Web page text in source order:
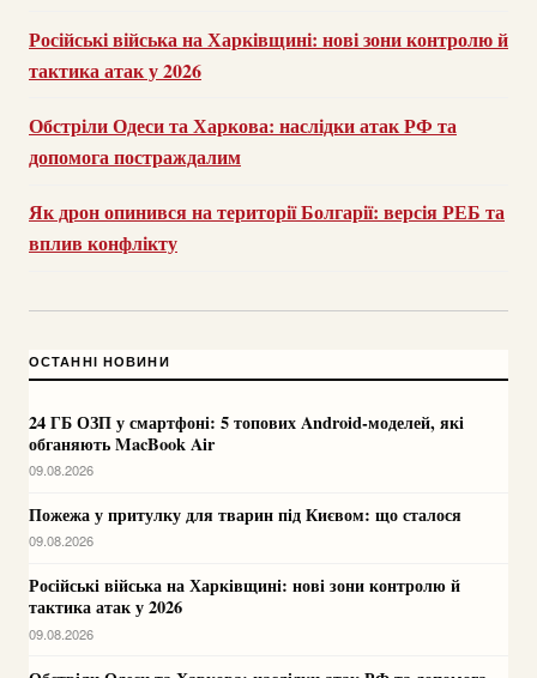
Російські війська на Харківщині: нові зони контролю й
тактика атак у 2026
Обстріли Одеси та Харкова: наслідки атак РФ та
допомога постраждалим
Як дрон опинився на території Болгарії: версія РЕБ та
вплив конфлікту
ОСТАННІ НОВИНИ
24 ГБ ОЗП у смартфоні: 5 топових Android-моделей, які
обганяють MacBook Air
09.08.2026
Пожежа у притулку для тварин під Києвом: що сталося
09.08.2026
Російські війська на Харківщині: нові зони контролю й
тактика атак у 2026
09.08.2026